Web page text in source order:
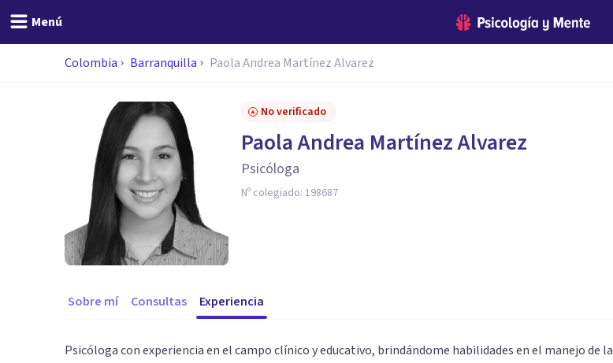
Menú
Colombia Barranquilla Paola Andrea Martínez Alvarez
No verificado
Paola Andrea Martínez Alvarez
Psicóloga
Nº colegiado: 198687
Sobre mí Consultas Experiencia
Psicóloga con experiencia en el campo clínico y educativo, brindándome habilidades en el manejo de la